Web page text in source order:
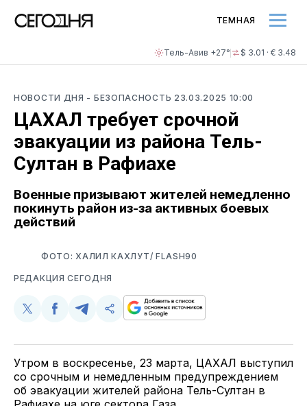
Тель-Авив +27° $ 3.01 · € 3.48
ТЕМНАЯ
НОВОСТИ ДНЯ - БЕЗОПАСНОСТЬ 23.03.2025 10:00
ЦАХАЛ требует срочной
эвакуации из района Тель-
Султан в Рафиахе
Военные призывают жителей немедленно
покинуть район из-за активных боевых
действий
ФОТО: ХАЛИЛ КАХЛУТ/ FLASH90
РЕДАКЦИЯ СЕГОДНЯ
Поделиться
Twitter
Поделиться
Facebook
Поделиться
Telegram
Скопируйте
поделитесь
ссылкой
Утром в воскресенье, 23 марта, ЦАХАЛ выступил
со срочным и немедленным предупреждением
об эвакуации жителей района Тель-Султан в